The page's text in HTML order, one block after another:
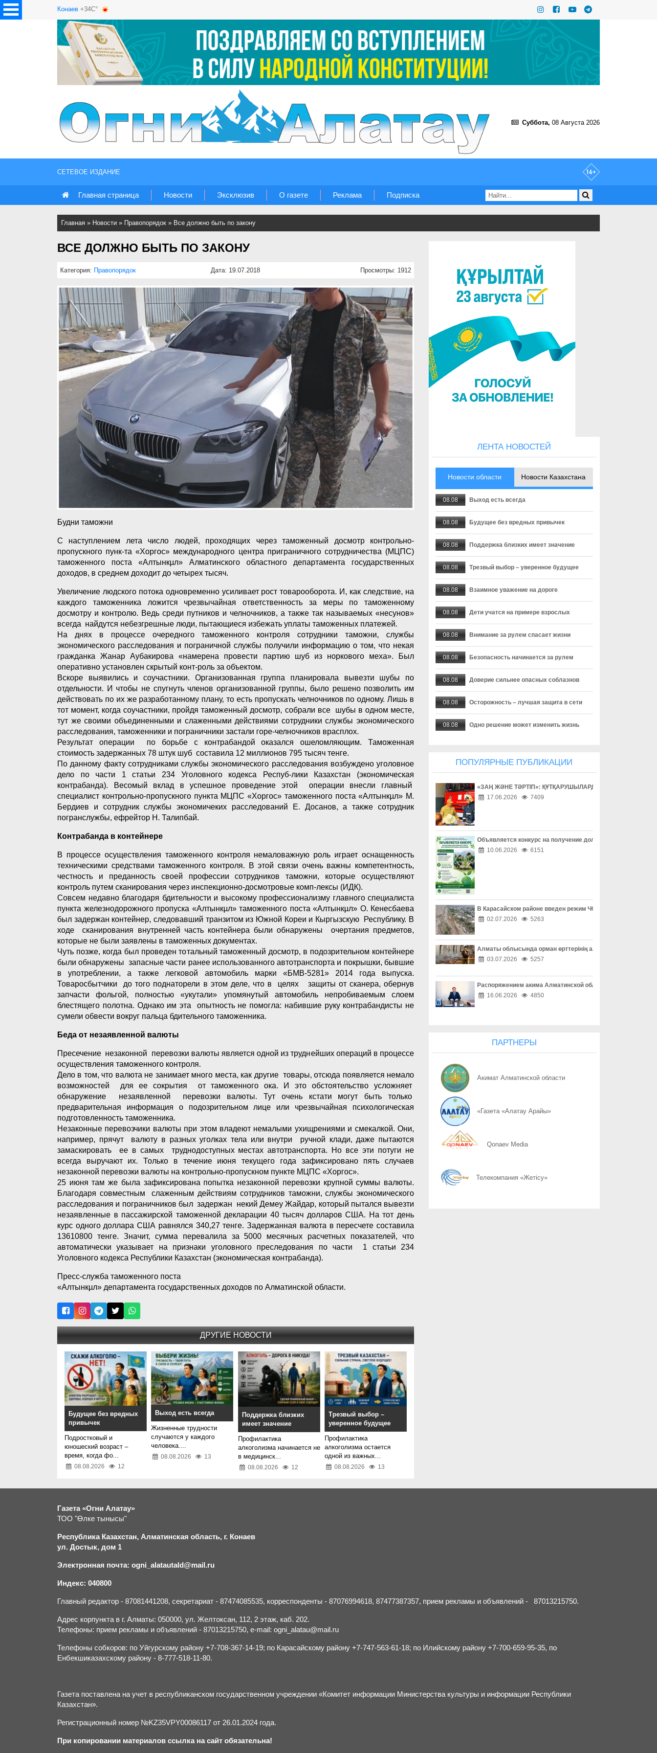
Конаев +34C°
Суббота, 08 Августа 2026
СЕТЕВОЕ ИЗДАНИЕ
Главная страница Новости Эксклюзив О газете Реклама Подписка
Главная » Новости » Правопорядок » Все должно быть по закону
ВСЕ ДОЛЖНО БЫТЬ ПО ЗАКОНУ
Категория: Правопорядок Дата: 19.07.2018 Просмотры: 1912
Будни таможни
С наступлением лета число людей, проходящих через таможенный досмотр контрольно-
пропускного пунк-та «Хоргос» международного центра приграничного сотрудничества (МЦПС)
таможенного поста «Алтынкµл» Алматинского областного департамента государственных
доходов, в среднем доходит до четырех тысяч.
Увеличение людского потока одновременно усиливает рост товарооборота. И, как следствие, на
каждого таможенника ложится чрезвычайная ответственность за меры по таможенному
досмотру и контролю. Ведь среди путников и челночников, а также так называемых «несунов»
всегда найдутся небезгрешные люди, пытающиеся избежать уплаты таможенных платежей.
На днях в процессе очередного таможенного контроля сотрудники таможни, службы
экономического расследования и пограничной службы получили информацию о том, что некая
гражданка Жанар Аубакирова «намерена провести партию шуб из норкового меха». Был
оперативно установлен скрытый конт-роль за объектом.
Вскоре выявились и соучастники. Организованная группа планировала вывезти шубы по
отдельности. И чтобы не спугнуть членов организованной группы, было решено позволить им
действовать по их же разработанному плану, то есть пропускать челночников по одному. Лишь в
тот момент, когда соучастники, пройдя таможенный досмотр, собрали все шубы в одном месте,
тут же своими объединенными и слаженными действиями сотрудники службы экономического
расследования, таможенники и пограничники застали горе-челночников врасплох.
Результат операции по борьбе с контрабандой оказался ошеломляющим. Таможенная
стоимость задержанных 78 штук шуб составила 12 миллионов 795 тысяч тенге.
По данному факту сотрудниками службы экономического расследования возбуждено уголовное
дело по части 1 статьи 234 Уголовного кодекса Респуб-лики Казахстан (экономическая
контрабанда). Весомый вклад в успешное проведение этой операции внесли главный
специалист контрольно-пропускного пункта МЦПС «Хоргос» таможенного поста «Алтынкµл» М.
Бердиев и сотрудник службы экономичеких расследований Е. Досанов, а также сотрудник
погранслужбы, ефрейтор Н. Талипбай.
Контрабанда в контейнере
В процессе осуществления таможенного контроля немаловажную роль играет оснащенность
техническими средствами таможенного контроля. В этой связи очень важны компетентность,
честность и преданность своей профессии сотрудников таможни, которые осуществляют
контроль путем сканирования через инспекционно-досмотровые комп-лексы (ИДК).
Совсем недавно благодаря бдительности и высокому профессионализму главного специалиста
пункта железнодорожного пропуска «Алтынкµл» таможенного поста «Алтынкµл» О. Кенесбаева
был задержан контейнер, следовавший транзитом из Южной Кореи и Кыргызскую Республику. В
ходе сканирования внутренней часть контейнера были обнаружены очертания предметов,
которые не были заявлены в таможенных документах.
Чуть позже, когда был проведен тотальный таможенный досмотр, в подозрительном контейнере
были обнаружены запасные части ранее использованного автотранспорта и покрышки, бывшие
в употреблении, а также легковой автомобиль марки «БМВ-5281» 2014 года выпуска.
Товаросбытчики до того поднаторели в этом деле, что в целях защиты от сканера, обернув
запчасти фольгой, полностью «укутали» упомянутый автомобиль непробиваемым слоем
блестящего полотна. Однако им эта опытность не помогла: набившие руку контрабандисты не
сумели обвести вокруг пальца бдительного таможенника.
Беда от незаявленной валюты
Пресечение незаконной перевозки валюты является одной из труднейших операций в процессе
осуществления таможенного контроля.
Дело в том, что валюта не занимает много места, как другие товары, отсюда появляется немало
возможностей для ее сокрытия от таможенного ока. И это обстоятельство усложняет
обнаружение незаявленной перевозки валюты. Тут очень кстати могут быть только
предварительная информация о подозрительном лице или чрезвычайная психологическая
подготовленность таможенника.
Незаконные перевозчики валюты при этом владеют немалыми ухищрениями и смекалкой. Они,
например, прячут валюту в разных уголках тела или внутри ручной клади, даже пытаются
замаскировать ее в самых труднодоступных местах автотранспорта. Но все эти потуги не
всегда выручают их. Только в течение июня текущего года зафиксировано пять случаев
незаконной перевозки валюты на контрольно-пропускном пункте МЦПС «Хоргос».
25 июня там же была зафиксирована попытка незаконной перевозки крупной суммы валюты.
Благодаря совместным слаженным действиям сотрудников таможни, службы экономического
расследования и пограничников был задержан некий Демеу Жайдар, который пытался вывезти
незаявленные в пассажирской таможенной декларации 40 тысяч долларов США. На тот день
курс одного доллара США равнялся 340,27 тенге. Задержанная валюта в пересчете составила
13610800 тенге. Значит, сумма перевалила за 5000 месячных расчетных показателей, что
автоматически указывает на признаки уголовного преследования по части 1 статьи 234
Уголовного кодекса Республики Казахстан (экономическая контрабанда).
Пресс-служба таможенного поста
«Алтынкµл» департамента государственных доходов по Алматинской области.
ДРУГИЕ НОВОСТИ
Будущее без вредных
привычек
Подростковый и
юношеский возраст –
время, когда фо...
08.08.2026 12
Выход есть всегда
Жизненные трудности
случаются у каждого
человека....
08.08.2026 13
Поддержка близких
имеет значение
Профилактика
алкоголизма начинается не
в медицинск...
08.08.2026 12
Трезвый выбор –
уверенное будущее
Профилактика
алкоголизма остается
одной из важных...
08.08.2026 13
ЛЕНТА НОВОСТЕЙ
Новости области Новости Казахстана
08.08 Выход есть всегда
08.08 Будущее без вредных привычек
08.08 Поддержка близких имеет значение
08.08 Трезвый выбор – уверенное будущее
08.08 Взаимное уважение на дороге
08.08 Дети учатся на примере взрослых
08.08 Внимание за рулем спасает жизни
08.08 Безопасность начинается за рулем
08.08 Доверие сильнее опасных соблазнов
08.08 Осторожность – лучшая защита в сети
08.08 Одно решение может изменить жизнь
08.08 Форум «Әділет», ReTalks Respublica и экологический караван
08.08 Один код – и аккаунт потерян
08.08 Покупки без неприятных сюрпризов
08.08 Опасная ссылка в один клик
08.08 «Ваш счет в опасности» - не спешите верить
08.08 Осторожность при онлайн-сделках
08.08 Как обезопасить свое жилье
08.08 Простые правила сохранности имущества
08.08 Почему 120 баллов не всегда гарантируют грант, а 100 могут
Когда помощь особенно важна
08.08
08.08 Дом должен быть местом безопасности
ПОПУЛЯРНЫЕ ПУБЛИКАЦИИ
«ЗАҢ ЖӘНЕ ТӘРТІП»: ҚҰТҚАРУШЫЛАРДЫҢ ЕҢБЕГІМЕН
17.06.2026
7409
Объявляется конкурс на получение долгосрочного гранта
10.06.2026
6151
В Карасайском районе введен режим ЧС местного масштаба
02.07.2026
5263
Алматы облысында орман өрттерінің алдын алу жұмыстары
03.07.2026
5257
Распоряжением акима Алматинской области Куаныш
16.06.2026
4850
ПАРТНЕРЫ
Акимат Алматинской области
«Газета «Алатау Арайы»
Qonaev Media
Телекомпания «Жетісу»
Газета «Огни Алатау»
ТОО "Өлке тынысы"
Республика Казахстан, Алматинская область, г. Конаев
ул. Достык, дом 1
Электронная почта: ogni_alatautald@mail.ru
Индекс: 040800
Главный редактор - 87081441208, секретариат - 87474085535, корреспонденты - 87076994618, 87477387357, прием рекламы и объявлений - 87013215750.
Адрес корпункта в г. Алматы: 050000, ул. Желтоксан, 112, 2 этаж, каб. 202.
Телефоны: прием рекламы и объявлений - 87013215750, e-mail: ogni_alatau@mail.ru
Телефоны собкоров: по Уйгурскому району +7-708-367-14-19; по Карасайскому району +7-747-563-61-18; по Илийскому району +7-700-659-95-35, по
Енбекшиказахскому району - 8-777-518-11-80.
Газета поставлена на учет в республиканском государственном учреждении «Комитет информации Министерства культуры и информации Республики
Казахстан».
Регистрационный номер №KZ35VPY00086117 от 26.01.2024 года.
При копировании материалов ссылка на сайт обязательна!